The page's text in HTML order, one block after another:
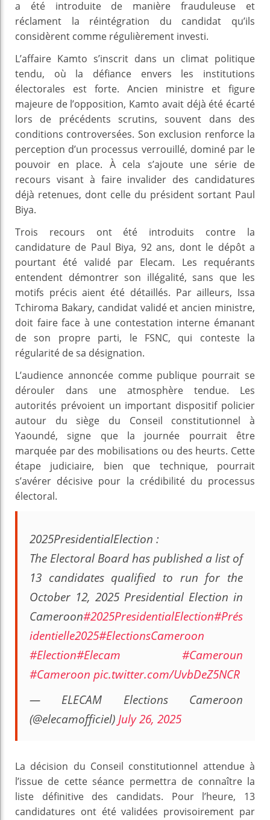
a été introduite de manière frauduleuse et
réclament la réintégration du candidat qu’ils
considèrent comme régulièrement investi.
L’affaire Kamto s’inscrit dans un climat politique
tendu, où la défiance envers les institutions
électorales est forte. Ancien ministre et figure
majeure de l’opposition, Kamto avait déjà été écarté
lors de précédents scrutins, souvent dans des
conditions controversées. Son exclusion renforce la
perception d’un processus verrouillé, dominé par le
pouvoir en place. À cela s’ajoute une série de
recours visant à faire invalider des candidatures
déjà retenues, dont celle du président sortant Paul
Biya.
Trois recours ont été introduits contre la
candidature de Paul Biya, 92 ans, dont le dépôt a
pourtant été validé par Elecam. Les requérants
entendent démontrer son illégalité, sans que les
motifs précis aient été détaillés. Par ailleurs, Issa
Tchiroma Bakary, candidat validé et ancien ministre,
doit faire face à une contestation interne émanant
de son propre parti, le FSNC, qui conteste la
régularité de sa désignation.
L’audience annoncée comme publique pourrait se
dérouler dans une atmosphère tendue. Les
autorités prévoient un important dispositif policier
autour du siège du Conseil constitutionnel à
Yaoundé, signe que la journée pourrait être
marquée par des mobilisations ou des heurts. Cette
étape judiciaire, bien que technique, pourrait
s’avérer décisive pour la crédibilité du processus
électoral.
2025PresidentialElection :
The Electoral Board has published a list of
13 candidates qualified to run for the
October 12, 2025 Presidential Election in
Cameroon#2025PresidentialElection#Prés
identielle2025#ElectionsCameroon
#Election#Elecam
#Cameroun
#Cameroon pic.twitter.com/UvbDeZ5NCR
— ELECAM Elections Cameroon
(@elecamofficiel) July 26, 2025
La décision du Conseil constitutionnel attendue à
l’issue de cette séance permettra de connaître la
liste définitive des candidats. Pour l’heure, 13
candidatures ont été validées provisoirement par